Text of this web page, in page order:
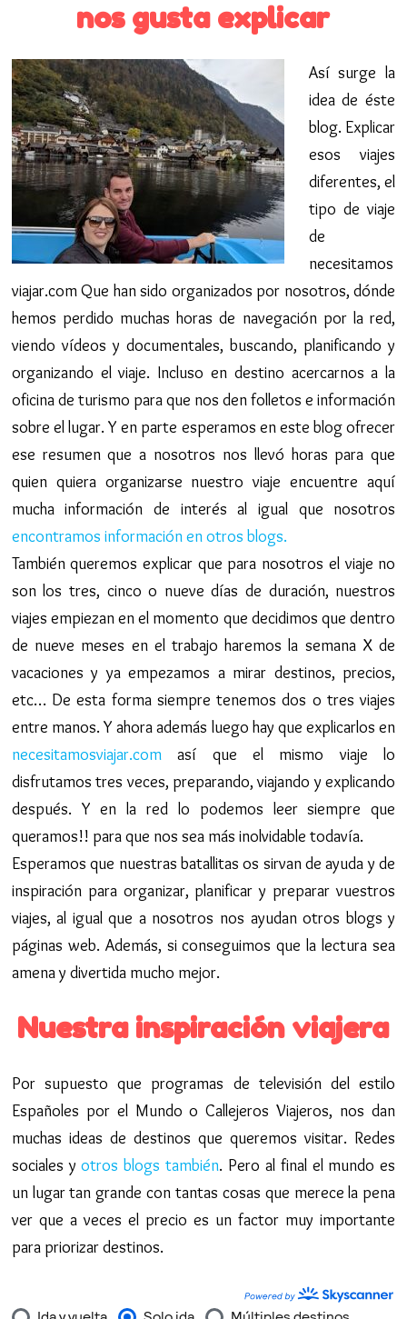
nos gusta explicar
Así surge la
idea de éste
blog. Explicar
esos viajes
diferentes, el
tipo de viaje
de
necesitamos
viajar.com Que han sido organizados por nosotros, dónde
hemos perdido muchas horas de navegación por la red,
viendo vídeos y documentales, buscando, planificando y
organizando el viaje. Incluso en destino acercarnos a la
oficina de turismo para que nos den folletos e información
sobre el lugar. Y en parte esperamos en este blog ofrecer
ese resumen que a nosotros nos llevó horas para que
quien quiera organizarse nuestro viaje encuentre aquí
mucha información de interés al igual que nosotros
encontramos información en otros blogs.
También queremos explicar que para nosotros el viaje no
son los tres, cinco o nueve días de duración, nuestros
viajes empiezan en el momento que decidimos que dentro
de nueve meses en el trabajo haremos la semana X de
vacaciones y ya empezamos a mirar destinos, precios,
etc… De esta forma siempre tenemos dos o tres viajes
entre manos. Y ahora además luego hay que explicarlos en
necesitamosviajar.comasí que el mismo viaje lo
disfrutamos tres veces, preparando, viajando y explicando
después. Y en la red lo podemos leer siempre que
queramos!! para que nos sea más inolvidable todavía.
Esperamos que nuestras batallitas os sirvan de ayuda y de
inspiración para organizar, planificar y preparar vuestros
viajes, al igual que a nosotros nos ayudan otros blogs y
páginas web. Además, si conseguimos que la lectura sea
amena y divertida mucho mejor.
Nuestra inspiración viajera
Por supuesto que programas de televisión del estilo
Españoles por el Mundo o Callejeros Viajeros, nos dan
muchas ideas de destinos que queremos visitar. Redes
sociales yotros blogs también. Pero al final el mundo es
un lugar tan grande con tantas cosas que merece la pena
ver que a veces el precio es un factor muy importante
para priorizar destinos.